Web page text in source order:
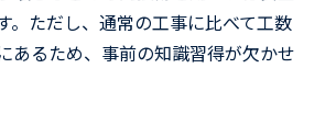
。ただし、通常の工事に比べて工数
あるため、事前の知識習得が欠かせ